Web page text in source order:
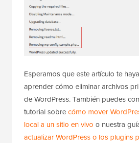
Esperamos que este artículo te
aprender cómo eliminar archivos
de WordPress. También puedes
tutorial sobrecómo mover
local a un sitio en vivo o nuestra
actualizar WordPress o los plugins